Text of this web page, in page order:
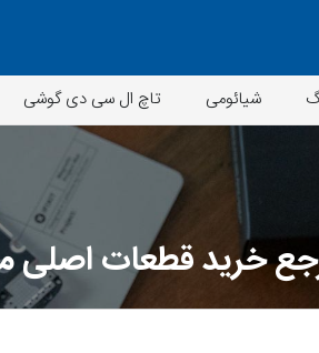
شیائومی تاچ ال سی دی گوشی
خرید قطعات اصلی